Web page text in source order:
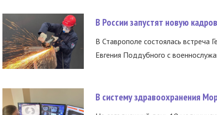
В России запустят новую
В Ставрополе состоялась встреча
Евгения Поддубного с
В систему здравоохранения